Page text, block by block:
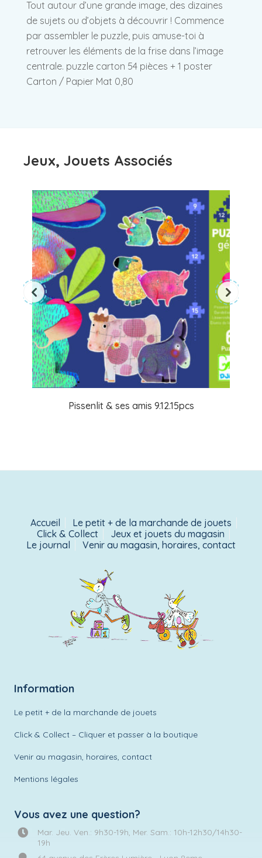
Tout autour d’une grande image, des dizaines
de sujets ou d’objets à découvrir ! Commence
par assembler le puzzle, puis amuse-toi à
retrouver les éléments de la frise dans l’image
centrale. puzzle carton 54 pièces + 1 poster
Carton / Papier Mat 0,80
Jeux, Jouets Associés
Pissenlit & ses amis 9.12.15pcs
Accueil
Le petit + de la marchande de jouets
Click & Collect
Jeux et jouets du magasin
Le journal
Venir au magasin, horaires, contact
Information
Le petit + de la marchande de jouets
Click & Collect – Cliquer et passer à la boutique
Venir au magasin, horaires, contact
Mentions légales
Vous avez une question?
Mar. Jeu. Ven.: 9h30-19h, Mer. Sam.: 10h-12h30/14h30-
19h